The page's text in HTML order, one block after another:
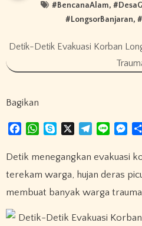
#BencanaAlam, #
#LongsorBanjaran, #
Detik-Detik Evakuasi Korban
Bagikan
c
e
b
o
k
W
a
s
A
p
y
e
l
g
r
m
n
M
s
e
n
e
Detik menegangkan evakuasi korban longsor di Banjaran
terekam warga, hujan deras
membuat banyak warga